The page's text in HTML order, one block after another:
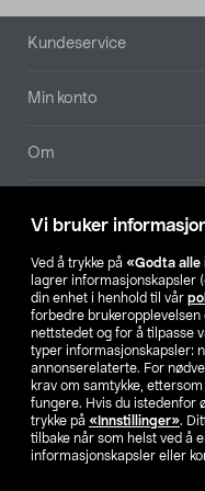
Vi bruker
Ved å trykke på «Godta alle
lagrer informasjonskapsler
din enhet i henhold til vår
forbedre brukeropplevelsen
nettstedet og for å tilpasse
typer informasjonskapsler:
annonserelaterte. For
krav om samtykke,
fungere. Hvis du istedenfor
trykke på «Innstillinger».
tilbake når som helst ved å
informasjonskapsler eller
Bunntekst
Kundeservice
Min konto
Om
Våre selskaper